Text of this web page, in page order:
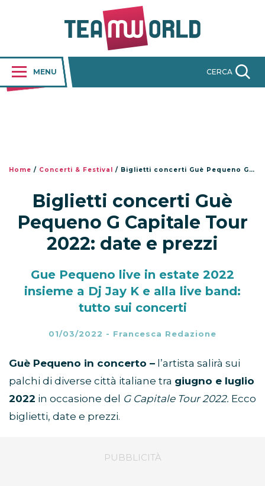
MENU CERCA
Home / Concerti & Festival / Biglietti concerti Guè Pequeno G Capitale Tour 2022: date e prezzi
Biglietti concerti Guè
Pequeno G Capitale Tour
2022: date e prezzi
Gue Pequeno live in estate 2022
insieme a Dj Jay K e alla live band:
tutto sui concerti
01/03/2022 - Francesca Redazione
Guè Pequeno in concerto – l’artista salirà sui
palchi di diverse città italiane tra giugno e luglio
2022 in occasione del G Capitale Tour 2022. Ecco
biglietti, date e prezzi.